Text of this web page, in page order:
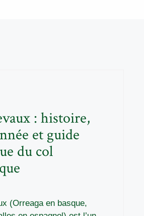
: histoire,
et guide
du col
(Orreaga en basque,